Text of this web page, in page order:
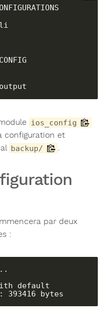
ios_config
configuration et
backup/ .
par deux
:
default
393416 bytes